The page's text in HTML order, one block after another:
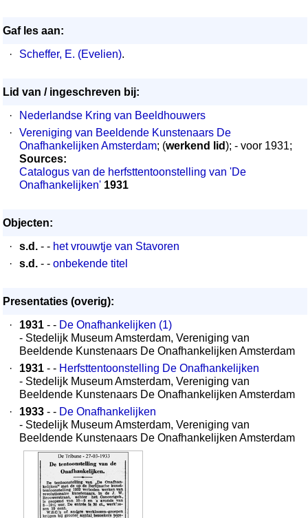
Gaf les aan:
·
Scheffer, E. (Evelien).
Lid van / ingeschreven bij:
·
Nederlandse Kring van Beeldhouwers
·
Vereniging van Beeldende Kunstenaars De
Onafhankelijken Amsterdam; (werkend lid); - voor 1931;
Sources:
Catalogus van de herfsttentoonstelling van 'De
Onafhankelijken' 1931
Objecten:
·
s.d. - - het vrouwtje van Stavoren
·
s.d. - - onbekende titel
Presentaties (overig):
·
1931 - - De Onafhankelijken (1)
- Stedelijk Museum Amsterdam, Vereniging van
Beeldende Kunstenaars De Onafhankelijken Amsterdam
·
1931 - - Herfsttentoonstelling De Onafhankelijken
- Stedelijk Museum Amsterdam, Vereniging van
Beeldende Kunstenaars De Onafhankelijken Amsterdam
·
1933 - - De Onafhankelijken
- Stedelijk Museum Amsterdam, Vereniging van
Beeldende Kunstenaars De Onafhankelijken Amsterdam